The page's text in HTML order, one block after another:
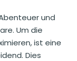
und
Um die
ist eine
Dies